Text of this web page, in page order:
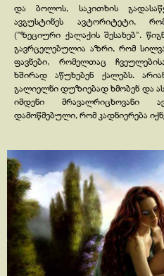
და ბოლოს, საკითხის
ავგუსტინეს ავტორიტეტი,
("ზეციური ქალაქის შესახებ".
გავრცელებულია აზრი, რომ
ფავნები, რომელთაც
ხშირად აწუხებენ ქალებს.
გალიელნი დუზიებად ხმობენ და
იმდენი მრავალრიცხოვანი
დამოწმებული, რომ კადნიერება